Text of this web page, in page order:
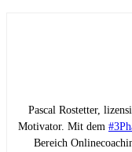
Pascal Rostetter,
Motivator. Mit dem
Bereich